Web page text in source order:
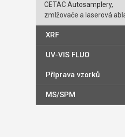
CETAC Autosamplery,
zmlžovače a laserová
XRF
UV-VIS FLUO
Příprava vzorků
MS/SPM